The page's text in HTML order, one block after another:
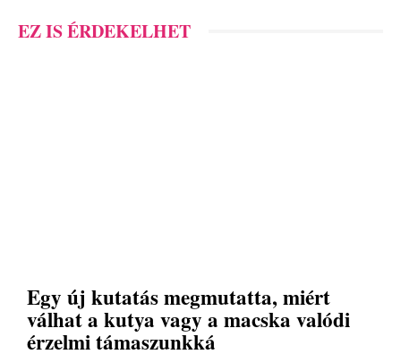
EZ IS ÉRDEKELHET
Egy új kutatás megmutatta, miért
válhat a kutya vagy a macska valódi
érzelmi támaszunkká